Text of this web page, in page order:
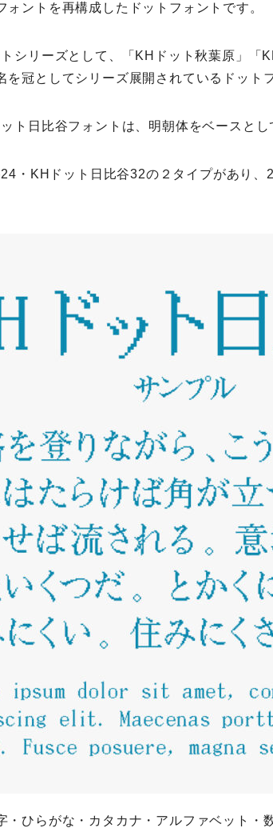
ォントを再構成したドットフォントです。
シリーズとして、「KHドット秋葉原」「
を冠としてシリーズ展開されているドット
ト日比谷フォントは、明朝体をベースとし
・KHドット日比谷32の２タイプがあり、
・ひらがな・カタカナ・アルファベット・